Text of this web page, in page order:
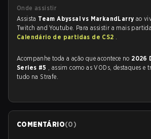
Onde assistir
Assista Team Abyssal vs MarkandLarry ao
Twitch and Youtube. Para assistir a mais
Calendário de partidas de CS2 .
Acompanhe toda a ação que acontece no 2026
Series #5 , assim como as VODs, destaques e
tudo na Strafe.
COMENTÁRIO(0)